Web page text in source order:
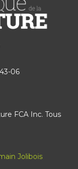
06
FCA Inc. Tous
Jolibois